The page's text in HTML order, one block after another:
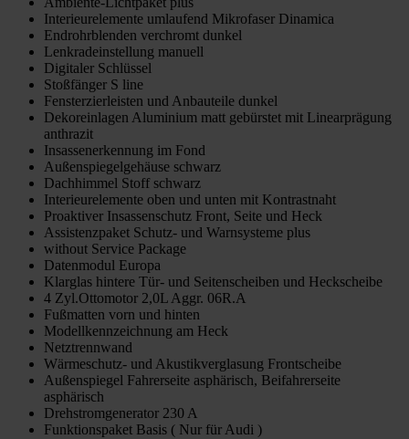
Interieurelemente umlaufend Mikrofaser Dinamica
Endrohrblenden verchromt dunkel
Lenkradeinstellung manuell
Digitaler Schlüssel
Stoßfänger S line
Fensterzierleisten und Anbauteile dunkel
Dekoreinlagen Aluminium matt gebürstet mit Linearprägung
anthrazit
Insassenerkennung im Fond
Außenspiegelgehäuse schwarz
Dachhimmel Stoff schwarz
Interieurelemente oben und unten mit Kontrastnaht
Proaktiver Insassenschutz Front, Seite und Heck
Assistenzpaket Schutz- und Warnsysteme plus
without Service Package
Datenmodul Europa
Klarglas hintere Tür- und Seitenscheiben und Heckscheibe
4 Zyl.Ottomotor 2,0L Aggr. 06R.A
Fußmatten vorn und hinten
Modellkennzeichnung am Heck
Netztrennwand
Wärmeschutz- und Akustikverglasung Frontscheibe
Außenspiegel Fahrerseite asphärisch, Beifahrerseite
asphärisch
Drehstromgenerator 230 A
Funktionspaket Basis ( Nur für Audi )